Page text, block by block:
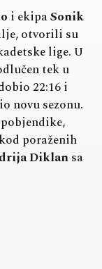
i ekipaSonik
otvorili su
lige. U
tek u
22:16 i
novu sezonu.
poraženih
Diklansa